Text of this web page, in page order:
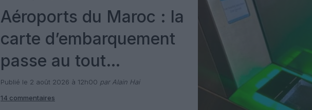
Aéroports du Maroc : la
carte d’embarquement
passe au tout
numérique avec Pax
Check
Publié le 2 août 2026 à 12h00 par Alain Hai
14 commentaires